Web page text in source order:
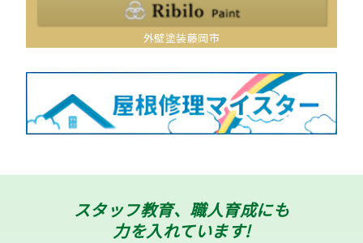
外壁塗装藤岡市
スタッフ教育、職人育成にも
力を入れています!